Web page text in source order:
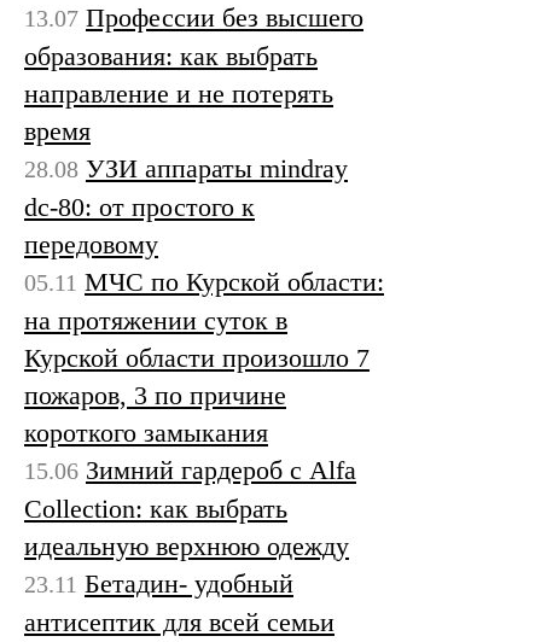
13.07 Профессии без высшего
образования: как выбрать
направление и не потерять
время
28.08 УЗИ аппараты mindray
dc-80: от простого к
передовому
05.11 МЧС по Курской области:
на протяжении суток в
Курской области произошло 7
пожаров, 3 по причине
короткого замыкания
15.06 Зимний гардероб с Alfa
Collection: как выбрать
идеальную верхнюю одежду
23.11 Бетадин- удобный
антисептик для всей семьи